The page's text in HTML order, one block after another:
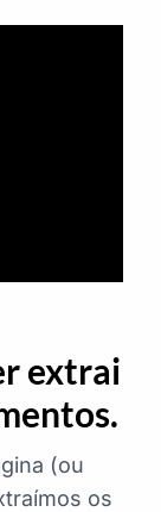
extrai
(ou
os